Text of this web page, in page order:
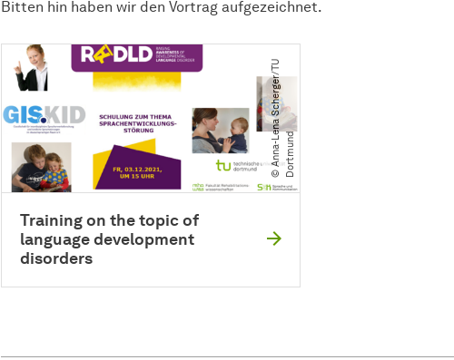
Bitten hin haben wir den Vortrag aufgezeichnet.
©
A
n
n
a
-
Le
n
a
S
c
h
e
r
g
e
r​
/​
T
U
D
o
r
t
m
u
nd
Training on the topic of
language development
disorders